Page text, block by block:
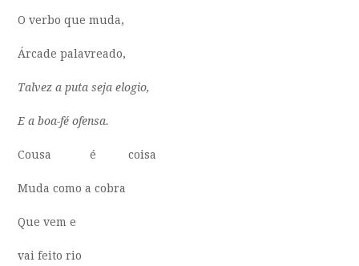
O verbo que muda,
Árcade palavreado,
Talvez a puta seja elogio,
E a boa-fé ofensa.
Cousa é coisa
Muda como a cobra
Que vem e
vai feito rio